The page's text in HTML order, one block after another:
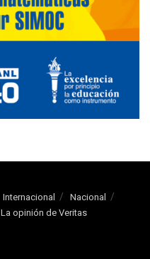
Internacional
Nacional
La opinión de Veritas